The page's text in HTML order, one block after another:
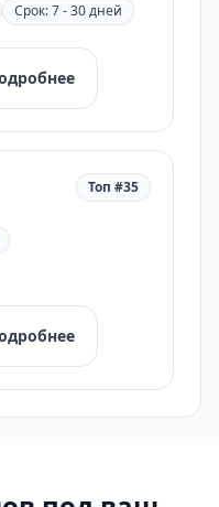
Срок: 7 - 30 дней
Топ #35